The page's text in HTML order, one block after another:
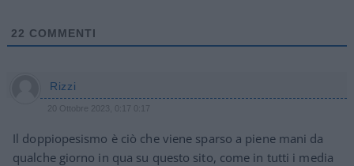
22 COMMENTI
Rizzi
20 Ottobre 2023, 0:17 0:17
Il doppiopesismo è ciò che viene sparso a piene mani da
qualche giorno in qua su questo sito, come in tutti i media